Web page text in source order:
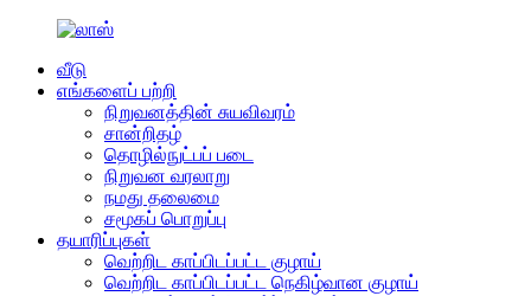
வீடு
எங்களைப் பற்றி
நிறுவனத்தின் சுயவிவரம்
சான்றிதழ்
தொழில்நுட்பப் படை
நிறுவன வரலாறு
நமது தலைமை
சமூகப் பொறுப்பு
தயாரிப்புகள்
வெற்றிட காப்பிடப்பட்ட குழாய்
வெற்றிட காப்பிடப்பட்ட நெகிழ்வான குழாய்